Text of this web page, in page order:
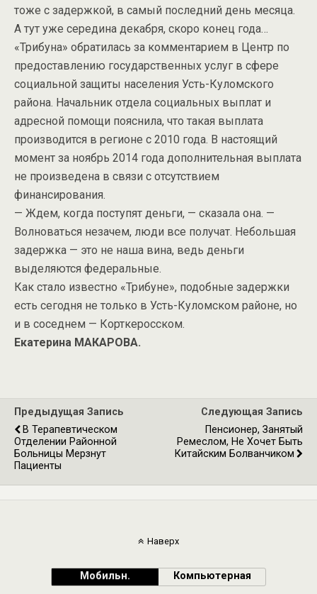
тоже с задержкой, в самый последний день месяца.
А тут уже середина декабря, скоро конец года…
«Трибуна» обратилась за комментарием в Центр по
предоставлению государственных услуг в сфере
социальной защиты населения Усть-Куломского
района. Начальник отдела социальных выплат и
адресной помощи пояснила, что такая выплата
производится в регионе с 2010 года. В настоящий
момент за ноябрь 2014 года дополнительная выплата
не произведена в связи с отсутствием
финансирования.
— Ждем, когда поступят деньги, — сказала она. —
Волноваться незачем, люди все получат. Небольшая
задержка — это не наша вина, ведь деньги
выделяются федеральные.
Как стало известно «Трибуне», подобные задержки
есть сегодня не только в Усть-Куломском районе, но
и в соседнем — Корткеросском.
Екатерина МАКАРОВА.
Предыдущая Запись
В Терапевтическом
Отделении Районной
Больницы Мерзнут
Пациенты
Следующая Запись
Пенсионер, Занятый
Ремеслом, Не Хочет Быть
Китайским Болванчиком
Наверх
Мобильн. Компьютерная